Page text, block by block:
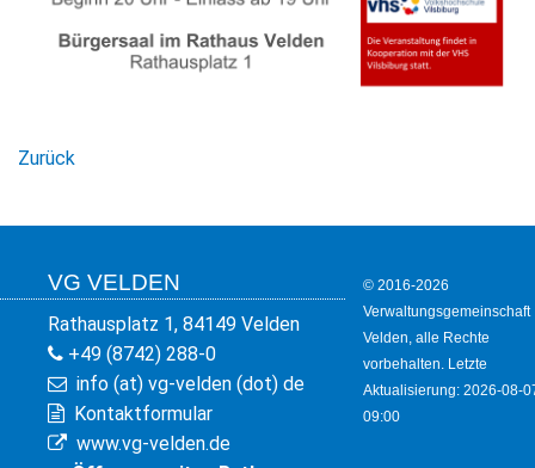
Zurück
VG VELDEN
Rathausplatz 1, 84149 Velden
+49 (8742) 288-0
info (at) vg-velden (dot) de
Kontaktformular
www.vg-velden.de
© 2016-2026
Verwaltungsgemeinschaft
Velden, alle Rechte
vorbehalten. Letzte
Aktualisierung: 2026-08-
09:00